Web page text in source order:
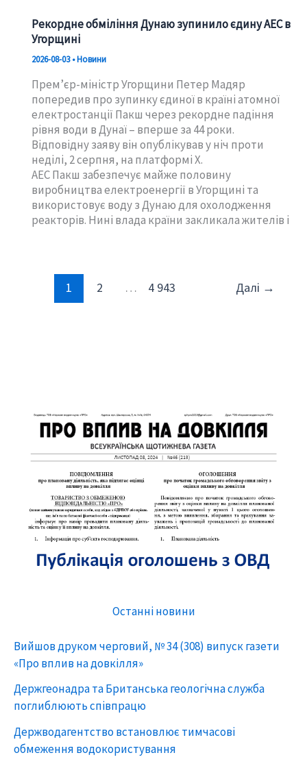
Останні новини
Вийшов друком черговий, № 34 (308) випуск газети
«Про вплив на довкілля»
Держгеонадра та Британська геологічна служба
поглиблюють співпрацю
Держводагентство встановлює тимчасові
обмеження водокористування
Рекордне обміління Дунаю зупинило єдину АЕС в
Угорщині
2026-08-03•Новини
Прем’єр-міністр Угорщини Петер Мадяр
попередив про зупинку єдиної в країні атомної
електростанції Пакш через рекордне падіння
рівня води в Дунаї – вперше за 44 роки.
Відповідну заяву він опублікував у ніч проти
неділі, 2 серпня, на платформі X.
АЕС Пакш забезпечує майже половину
виробництва електроенергії в Угорщині та
використовує воду з Дунаю для охолодження
реакторів. Нині влада країни закликала жителів і
1 2 … 4 943 Далі →